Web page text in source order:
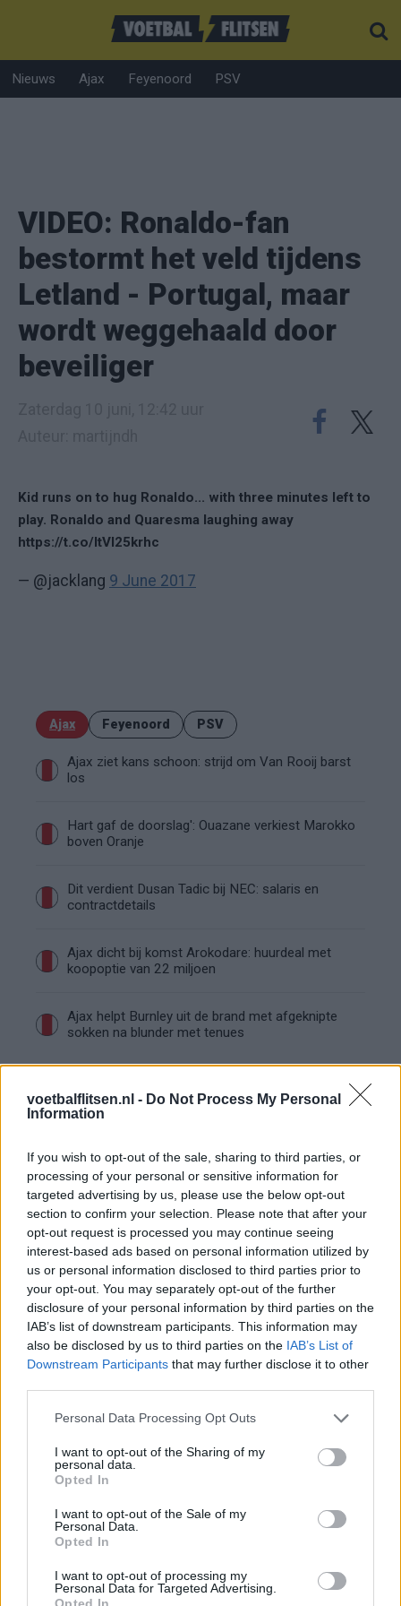
voetbalflitsen.nl - Do Not Process My Personal
Information
If you wish to opt-out of the sale, sharing to third parties, or
processing of your personal or sensitive information for
targeted advertising by us, please use the below opt-out
section to confirm your selection. Please note that after your
opt-out request is processed you may continue seeing
interest-based ads based on personal information utilized by
us or personal information disclosed to third parties prior to
your opt-out. You may separately opt-out of the further
disclosure of your personal information by third parties on the
IAB’s list of downstream participants. This information may
also be disclosed by us to third parties on the IAB’s List of
Downstream Participants that may further disclose it to other
Personal Data Processing Opt Outs
I want to opt-out of the Sharing of my
personal data.
Opted In
I want to opt-out of the Sale of my
Personal Data.
Opted In
I want to opt-out of processing my
Personal Data for Targeted Advertising.
Opted In
Nieuws Ajax Feyenoord PSV
VIDEO: Ronaldo-fan
bestormt het veld tijdens
Letland - Portugal, maar
wordt weggehaald door
beveiliger
Kid runs on to hug Ronaldo... with three minutes left to
play. Ronaldo and Quaresma laughing away
https://t.co/ltVI25krhc
— @jacklang 9 June 2017
Ajax Feyenoord PSV
Ajax ziet kans schoon: strijd om Van Rooij barst
los
Hart gaf de doorslag': Ouazane verkiest Marokko
boven Oranje
Dit verdient Dusan Tadic bij NEC: salaris en
contractdetails
Ajax dicht bij komst Arokodare: huurdeal met
koopoptie van 22 miljoen
Ajax helpt Burnley uit de brand met afgeknipte
sokken na blunder met tenues
appartement op Amsterdamse Zuidas
Ajax: 'Hier gaan fans van genieten'
Resterend oefenprogramma Ajax: waar zijn de
duels te zien
Ajax groeit onder Míchel, maar transfermarkt
blijft cruciaal
Ajax-talent Mohamed Abdalla schrijft Europese
geschiedenis
de basis bij FC Barcelona
Servische media vergelijken Ajax-talent Abdellah
Ouazane met Lionel Messi
Ajax zet grote stap richting volgende ronde na
ruime zege op Vojvodina
Dusan Tadic kijkt met bijzondere gevoelens naar